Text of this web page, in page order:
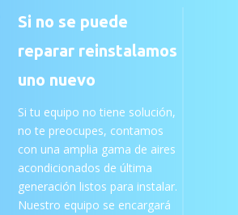
Si no se puede
reparar reinstalamos
uno nuevo
Si tu equipo no tiene solución,
no te preocupes, contamos
con una amplia gama de aires
acondicionados de última
generación listos para instalar.
Nuestro equipo se encargará